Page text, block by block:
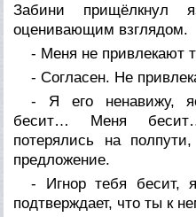
Забини прищёлкнул
оценивающим взглядом.
- Меня не привлекают
- Согласен. Не
- Я его ненавижу,
бесит… Меня
потерялись на
предложение.
- Игнор тебя бесит,
подтверждает, что ты к